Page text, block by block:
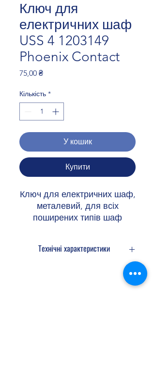
Ключ для
електричних шаф
USS 4 1203149
Phoenix Contact
75,00 ₴Ціна
Кількість *
У кошик
Купити
Ключ для електричних шаф,
металевий, для всіх
поширених типів шаф
Технічні характеристики